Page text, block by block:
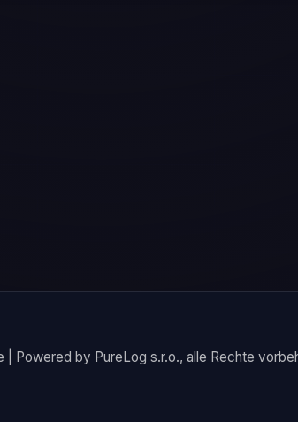
Powered by PureLog s.r.o., alle Rechte